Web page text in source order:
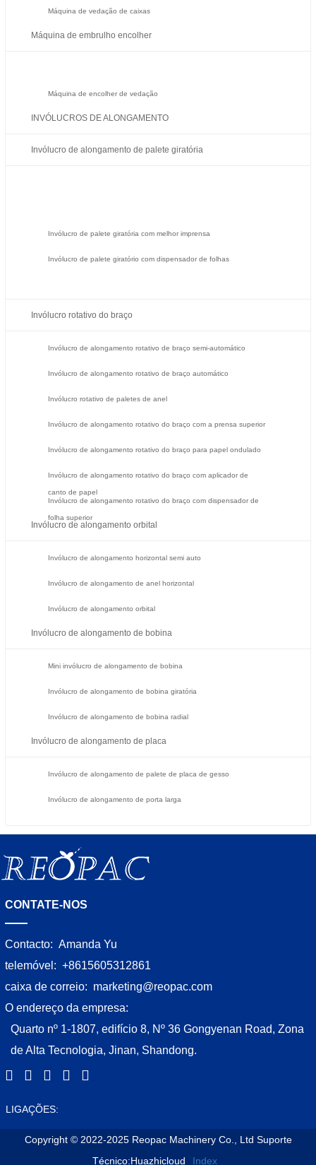
Máquina de vedação de caixas
Máquina de embrulho encolher
Máquina de encolher de vedação
INVÓLUCROS DE ALONGAMENTO
Invólucro de alongamento de palete giratória
Invólucro de palete giratória com melhor imprensa
Invólucro de palete giratório com dispensador de folhas
Invólucro rotativo do braço
Invólucro de alongamento rotativo de braço semi-automático
Invólucro de alongamento rotativo de braço automático
Invólucro rotativo de paletes de anel
Invólucro de alongamento rotativo do braço com a prensa superior
Invólucro de alongamento rotativo do braço para papel ondulado
Invólucro de alongamento rotativo do braço com aplicador de
canto de papel
Invólucro de alongamento rotativo do braço com dispensador de
folha superior
Invólucro de alongamento orbital
Invólucro de alongamento horizontal semi auto
Invólucro de alongamento de anel horizontal
Invólucro de alongamento orbital
Invólucro de alongamento de bobina
Mini invólucro de alongamento de bobina
Invólucro de alongamento de bobina giratória
Invólucro de alongamento de bobina radial
Invólucro de alongamento de placa
Invólucro de alongamento de palete de placa de gesso
Invólucro de alongamento de porta larga
CONTATE-NOS
Contacto: Amanda Yu
telemóvel: +8615605312861
caixa de correio: marketing@reopac.com
O endereço da empresa:
Quarto nº 1-1807, edifício 8, Nº 36 Gongyenan Road, Zona
de Alta Tecnologia, Jinan, Shandong.
LIGAÇÕES:
Copyright © 2022-2025 Reopac Machinery Co., Ltd Suporte
Técnico:Huazhicloud
Index